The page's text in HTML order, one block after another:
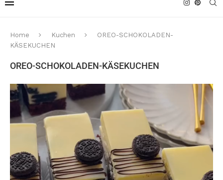
Home Kuchen
OREO-SCHOKOLADEN-
KÄSEKUCHEN
OREO-SCHOKOLADEN-KÄSEKUCHEN